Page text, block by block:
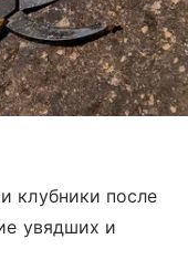
клубники после
увядших и